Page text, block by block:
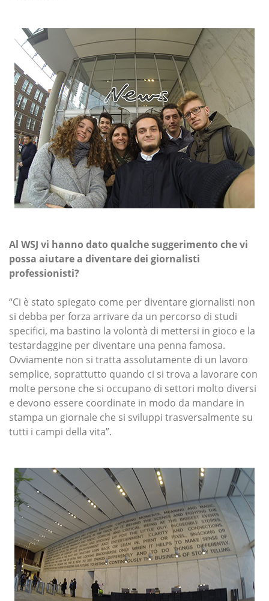
Al WSJ vi hanno dato qualche suggerimento che vi
possa aiutare a diventare dei giornalisti
professionisti?
“Ci è stato spiegato come per diventare giornalisti non
si debba per forza arrivare da un percorso di studi
specifici, ma bastino la volontà di mettersi in gioco e la
testardaggine per diventare una penna famosa.
Ovviamente non si tratta assolutamente di un lavoro
semplice, soprattutto quando ci si trova a lavorare con
molte persone che si occupano di settori molto diversi
e devono essere coordinate in modo da mandare in
stampa un giornale che si sviluppi trasversalmente su
tutti i campi della vita”.